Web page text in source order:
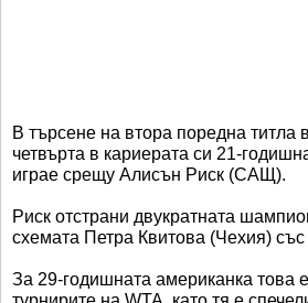
В търсене на втора поредна титла
четвърта в кариерата си 21-
играе срещу Алисън Риск (САЩ).
Риск отстрани двукратната
схемата Петра Квитова (Чехия) със
За 29-годишната американка това